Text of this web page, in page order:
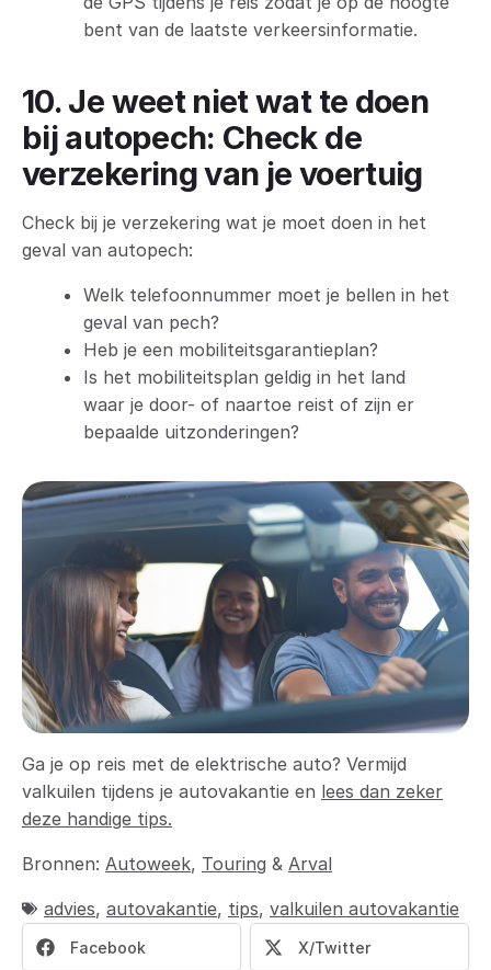
bent van de laatste verkeersinformatie.
10. Je weet niet wat te doen
bij autopech: Check de
verzekering van je voertuig
Check bij je verzekering wat je moet doen in het
geval van autopech:
Welk telefoonnummer moet je bellen in het
geval van pech?
Heb je een mobiliteitsgarantieplan?
Is het mobiliteitsplan geldig in het land
waar je door- of naartoe reist of zijn er
bepaalde uitzonderingen?
Ga je op reis met de elektrische auto? Vermijd
valkuilen tijdens je autovakantie en lees dan zeker
deze handige tips.
Bronnen: Autoweek, Touring & Arval
advies, autovakantie, tips, valkuilen autovakantie
Facebook X/Twitter